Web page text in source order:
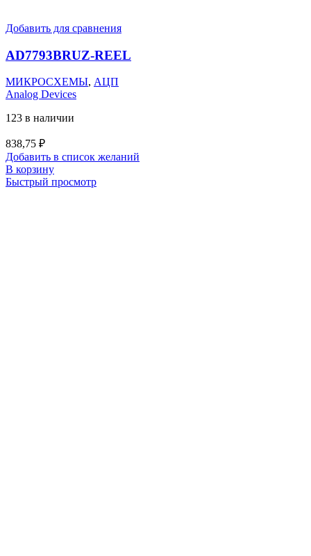
Добавить для сравнения
AD7793BRUZ-REEL
МИКРОСХЕМЫ, АЦП
Analog Devices
123 в наличии
838,75 ₽
Добавить в список желаний
В корзину
Быстрый просмотр